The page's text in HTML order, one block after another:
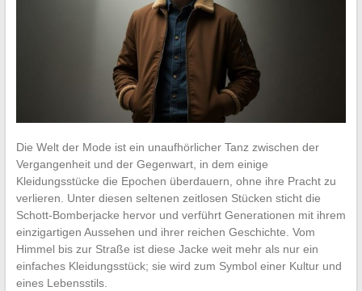
Die Welt der Mode ist ein unaufhörlicher Tanz zwischen der
Vergangenheit und der Gegenwart, in dem einige
Kleidungsstücke die Epochen überdauern, ohne ihre Pracht zu
verlieren. Unter diesen seltenen zeitlosen Stücken sticht die
Schott-Bomberjacke hervor und verführt Generationen mit ihrem
einzigartigen Aussehen und ihrer reichen Geschichte. Vom
Himmel bis zur Straße ist diese Jacke weit mehr als nur ein
einfaches Kleidungsstück; sie wird zum Symbol einer Kultur und
eines Lebensstils.